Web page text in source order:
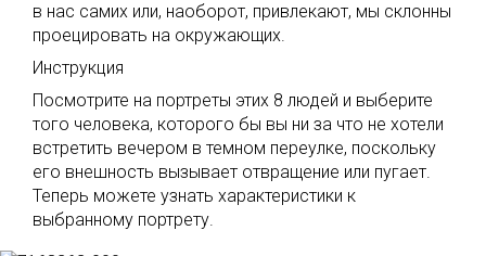
в нас самих или, наоборот, привлекают, мы склонны
проецировать на окружающих.
Инструкция
Посмотрите на портреты этих 8 людей и выберите
того человека, которого бы вы ни за что не хотели
встретить вечером в темном переулке, поскольку
его внешность вызывает отвращение или пугает.
Теперь можете узнать характеристики к
выбранному портрету.